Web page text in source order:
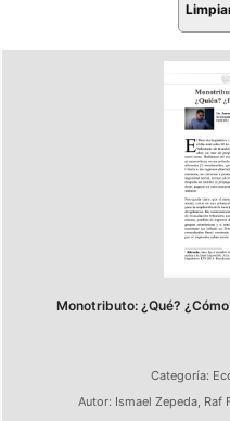
Monotributo: ¿Qué?
Categoría:
Autor: Ismael Zepeda, Raf